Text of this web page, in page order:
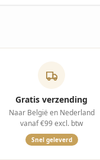
Gratis verzending
Naar België en Nederland
vanaf €99 excl. btw
Snel geleverd